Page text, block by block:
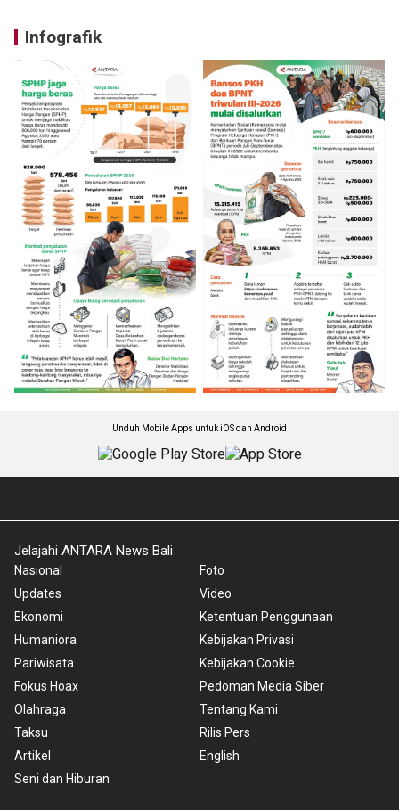
Infografik
Unduh Mobile Apps untuk iOS dan Android
Jelajahi ANTARA News Bali
Nasional
Updates
Ekonomi
Humaniora
Pariwisata
Fokus Hoax
Olahraga
Taksu
Artikel
Seni dan Hiburan
Foto
Video
Ketentuan Penggunaan
Kebijakan Privasi
Kebijakan Cookie
Pedoman Media Siber
Tentang Kami
Rilis Pers
English